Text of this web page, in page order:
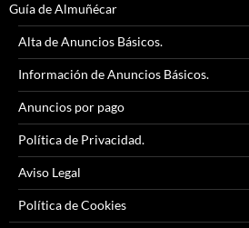
Guía de Almuñécar
Alta de Anuncios Básicos.
Información de Anuncios Básicos.
Anuncios por pago
Política de Privacidad.
Aviso Legal
Política de Cookies